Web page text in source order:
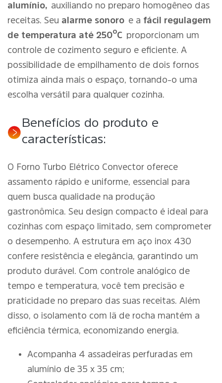
alumínio, auxiliando no preparo homogêneo das
receitas. Seu alarme sonoro e a fácil regulagem
de temperatura até 250ºC proporcionam um
controle de cozimento seguro e eficiente. A
possibilidade de empilhamento de dois fornos
otimiza ainda mais o espaço, tornando-o uma
escolha versátil para qualquer cozinha.
Benefícios do produto e
características:
O Forno Turbo Elétrico Convector oferece
assamento rápido e uniforme, essencial para
quem busca qualidade na produção
gastronômica. Seu design compacto é ideal para
cozinhas com espaço limitado, sem comprometer
o desempenho. A estrutura em aço inox 430
confere resistência e elegância, garantindo um
produto durável. Com controle analógico de
tempo e temperatura, você tem precisão e
praticidade no preparo das suas receitas. Além
disso, o isolamento com lã de rocha mantém a
eficiência térmica, economizando energia.
Acompanha 4 assadeiras perfuradas em
alumínio de 35 x 35 cm;